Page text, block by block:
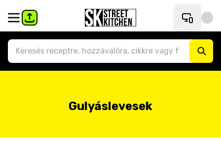
Gulyáslevesek